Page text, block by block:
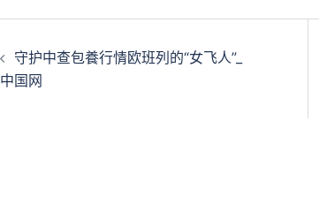
守护中查包養行情欧班列的“女飞人”_
中国网